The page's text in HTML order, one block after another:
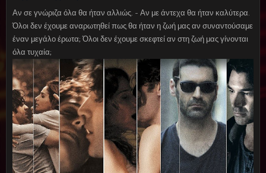
Αν σε γνώριζα όλα θα ήταν αλλιώς. - Αν με άντεχα θα ήταν καλύτερα.
Όλοι δεν έχουμε αναρωτηθεί πως θα ήταν η ζωή μας αν συναντούσαμε
έναν μεγάλο έρωτα; Όλοι δεν έχουμε σκεφτεί αν στη ζωή μας γίνονται
όλα τυχαία;